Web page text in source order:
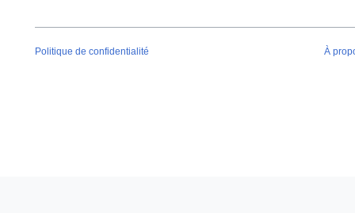
Politique de confidentialité À